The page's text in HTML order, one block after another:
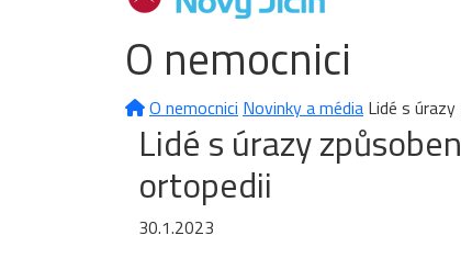
O nemocnici
O nemocnici Novinky a média Lidé s
Lidé s úrazy
ortopedii
30.1.2023